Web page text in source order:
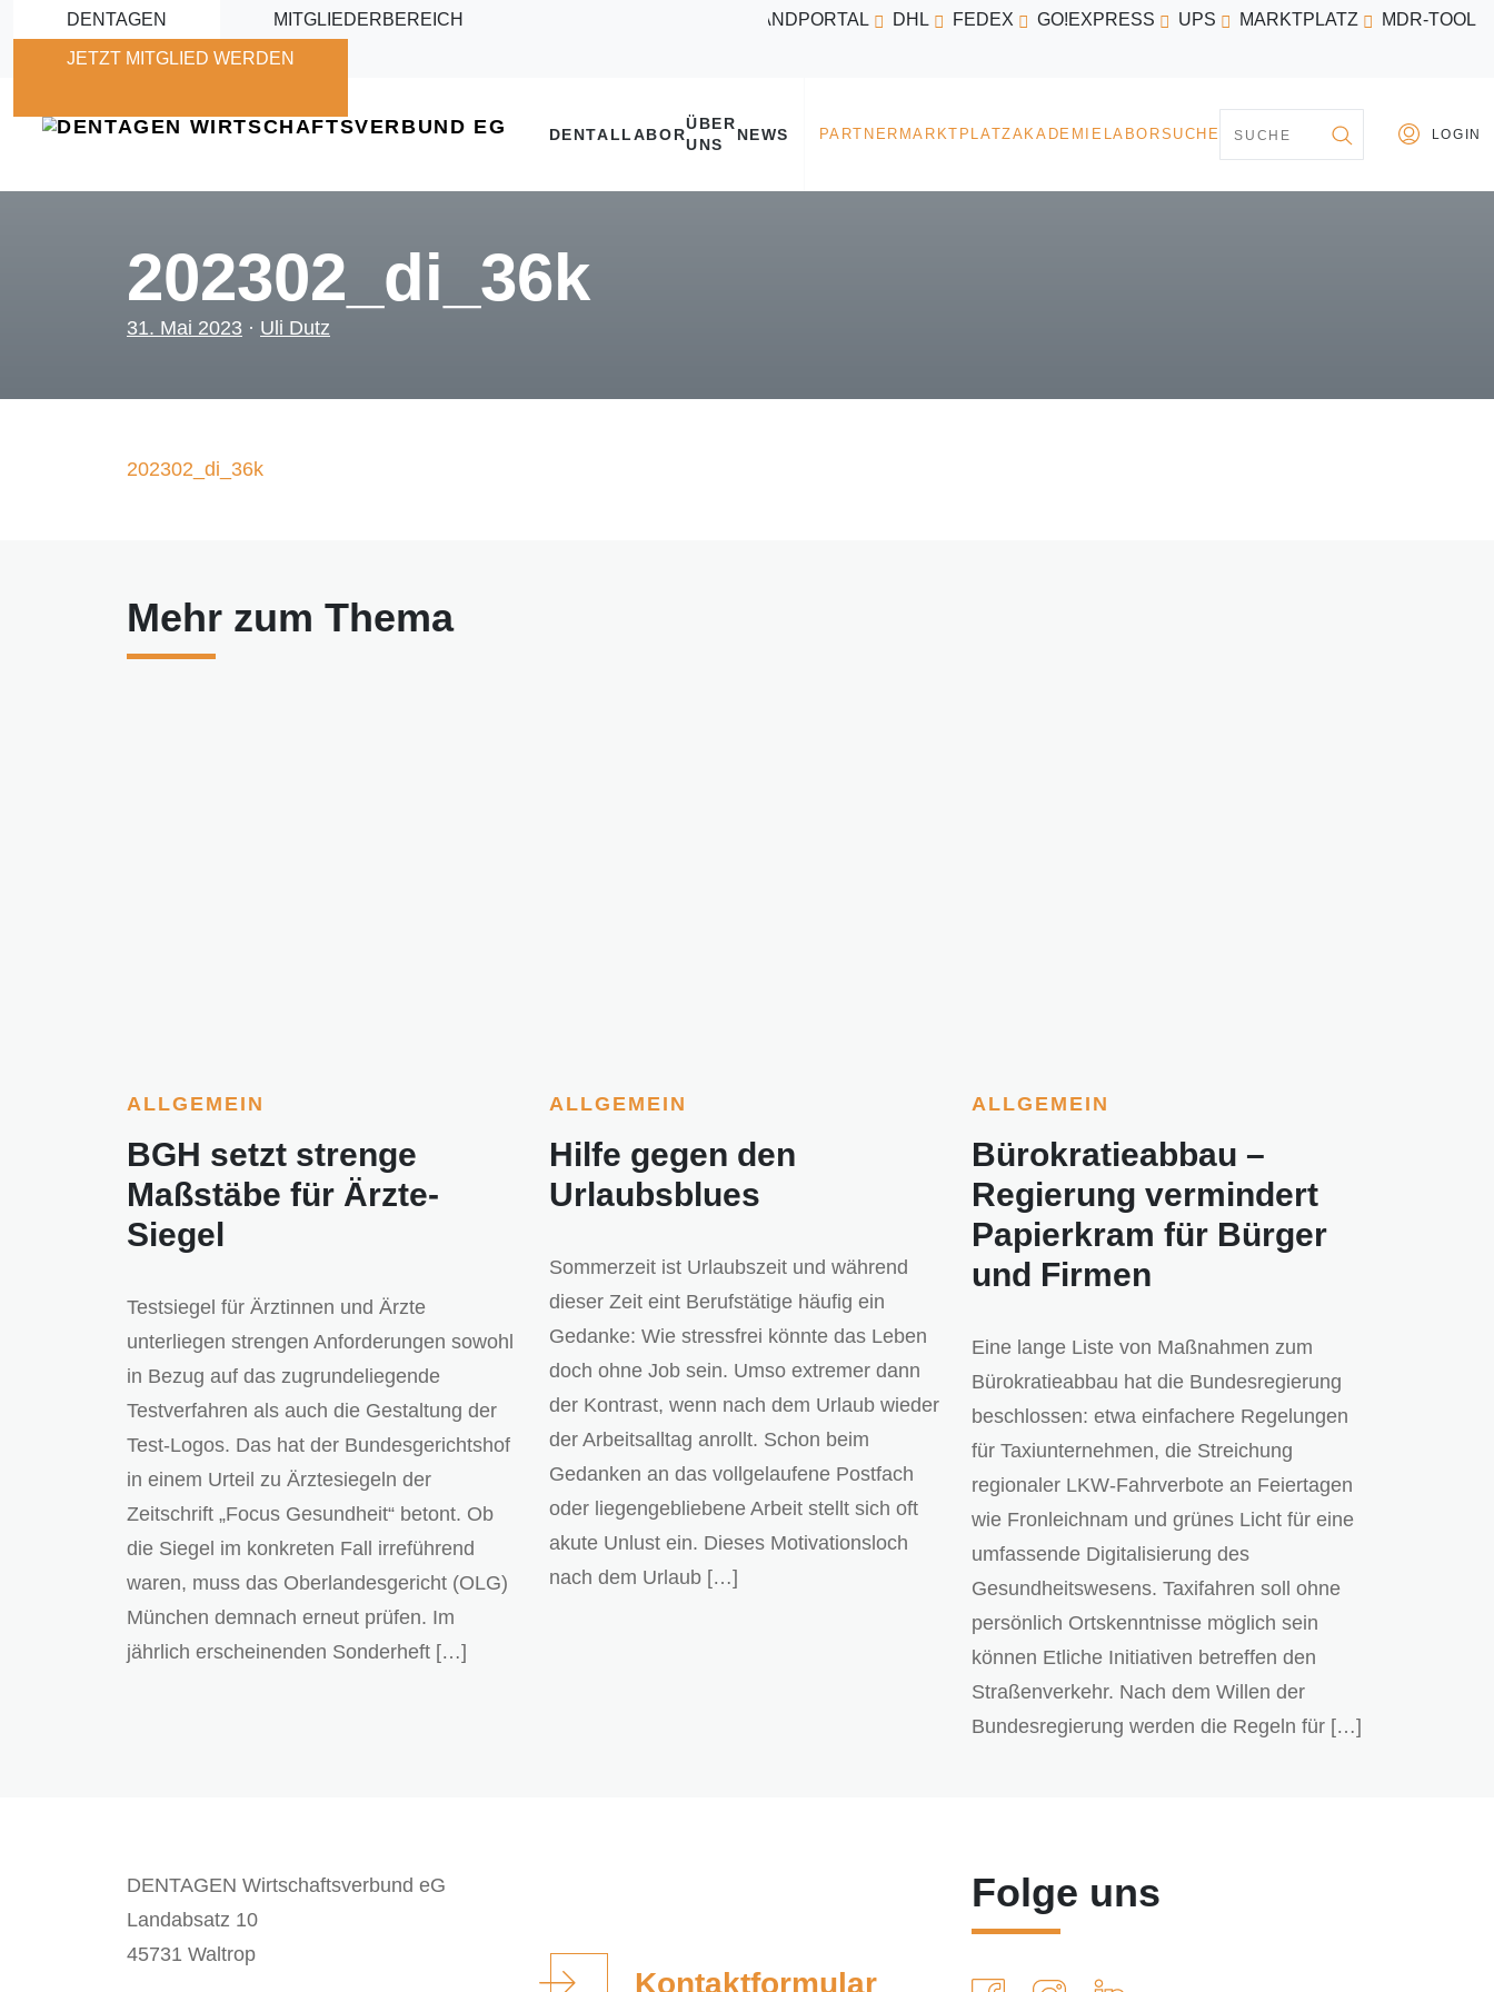
Skip to main content
DENTAGEN MITGLIEDERBEREICH
JETZT MITGLIED WERDEN
VERSANDPORTAL DHL FEDEX GO!EXPRESS UPS MARKTPLATZ MDR-TOOL
202302_di_36k
31. Mai 2023 · Uli Dutz
202302_di_36k
Mehr zum Thema
ALLGEMEIN
BGH setzt strenge
Maßstäbe für Ärzte-
Siegel
Testsiegel für Ärztinnen und Ärzte
unterliegen strengen Anforderungen sowohl
in Bezug auf das zugrundeliegende
Testverfahren als auch die Gestaltung der
Test-Logos. Das hat der Bundesgerichtshof
in einem Urteil zu Ärztesiegeln der
Zeitschrift „Focus Gesundheit“ betont. Ob
die Siegel im konkreten Fall irreführend
waren, muss das Oberlandesgericht (OLG)
München demnach erneut prüfen. Im
jährlich erscheinenden Sonderheft […]
ALLGEMEIN
Hilfe gegen den
Urlaubsblues
Sommerzeit ist Urlaubszeit und während
dieser Zeit eint Berufstätige häufig ein
Gedanke: Wie stressfrei könnte das Leben
doch ohne Job sein. Umso extremer dann
der Kontrast, wenn nach dem Urlaub wieder
der Arbeitsalltag anrollt. Schon beim
Gedanken an das vollgelaufene Postfach
oder liegengebliebene Arbeit stellt sich oft
akute Unlust ein. Dieses Motivationsloch
nach dem Urlaub […]
ALLGEMEIN
Bürokratieabbau –
Regierung vermindert
Papierkram für Bürger
und Firmen
Eine lange Liste von Maßnahmen zum
Bürokratieabbau hat die Bundesregierung
beschlossen: etwa einfachere Regelungen
für Taxiunternehmen, die Streichung
regionaler LKW-Fahrverbote an Feiertagen
wie Fronleichnam und grünes Licht für eine
umfassende Digitalisierung des
Gesundheitswesens. Taxifahren soll ohne
persönlich Ortskenntnisse möglich sein
können Etliche Initiativen betreffen den
Straßenverkehr. Nach dem Willen der
Bundesregierung werden die Regeln für […]
DENTAGEN Wirtschaftsverbund eG
Landabsatz 10
45731 Waltrop
Kontaktformular
Folge uns